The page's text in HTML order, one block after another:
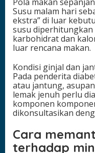
Susu malam hari
ekstra” di luar
susu
karbohidrat dan
luar rencana makan.
Kondisi ginjal dan
Pada penderita
atau jantung,
lemak jenuh perlu
komponen
dikonsultasikan
Cara
terhadap